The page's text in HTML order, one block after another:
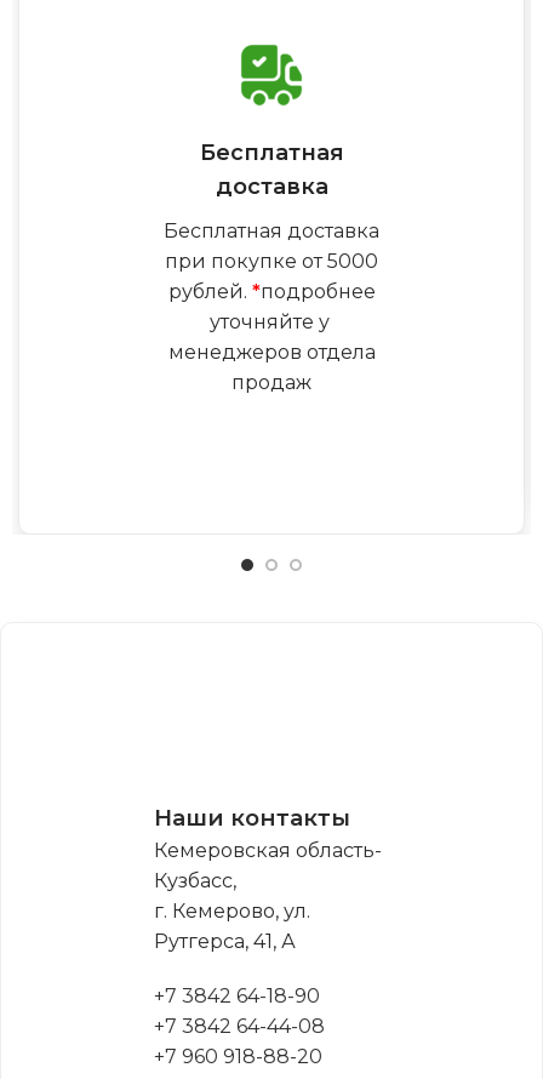
Бесплатная
доставка
Бесплатная доставка
при покупке от 5000
рублей. *подробнее
уточняйте у
менеджеров отдела
продаж
Наши контакты
Кемеровская область-
Кузбасс,
г. Кемерово, ул.
Рутгерса, 41, А
+7 3842 64-18-90
+7 3842 64-44-08
+7 960 918-88-20